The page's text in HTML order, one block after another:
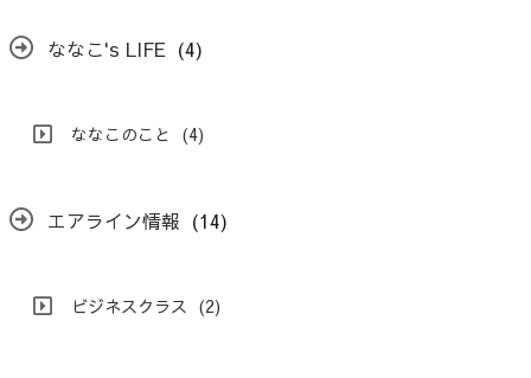
ななこ's LIFE (4)
ななこのこと (4)
エアライン情報 (14)
ビジネスクラス (2)